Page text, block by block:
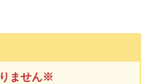
ません※